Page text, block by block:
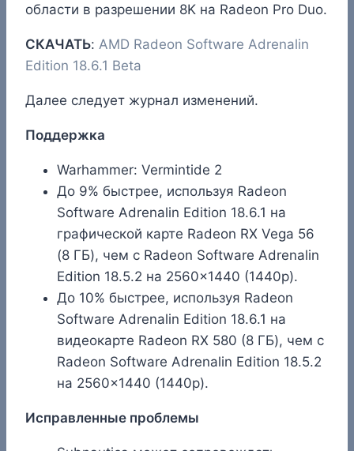
области в разрешении 8K на Radeon Pro Duo.
СКАЧАТЬ: AMD Radeon Software Adrenalin
Edition 18.6.1 Beta
Далее следует журнал изменений.
Поддержка
Warhammer: Vermintide 2
До 9% быстрее, используя Radeon
Software Adrenalin Edition 18.6.1 на
графической карте Radeon RX Vega 56
(8 ГБ), чем с Radeon Software Adrenalin
Edition 18.5.2 на 2560×1440 (1440p).
До 10% быстрее, используя Radeon
Software Adrenalin Edition 18.6.1 на
видеокарте Radeon RX 580 (8 ГБ), чем с
Radeon Software Adrenalin Edition 18.5.2
на 2560×1440 (1440p).
Исправленные проблемы